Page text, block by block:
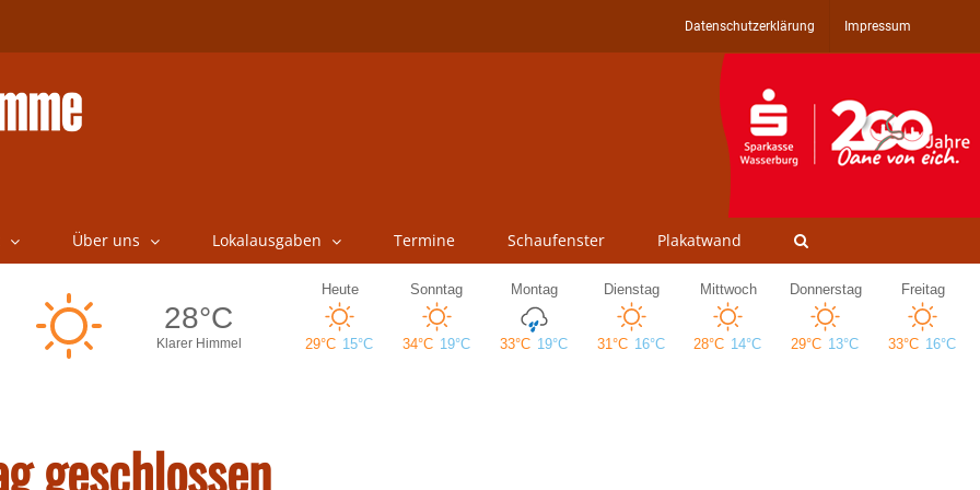
Datenschutzerklärung Impressum
Über uns Lokalausgaben Termine Schaufenster Plakatwand
geschlossen